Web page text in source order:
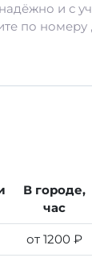
и с
по номеру
В городе,
час
от 1200 ₽